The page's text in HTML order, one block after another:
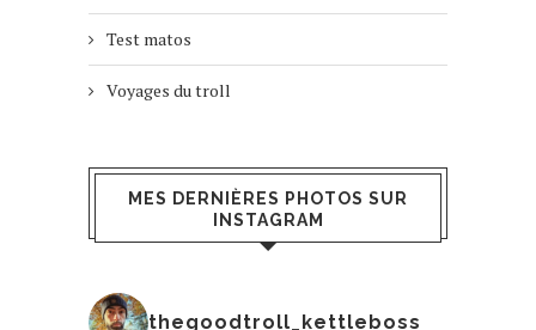
Test matos
Voyages du troll
MES DERNIÈRES PHOTOS SUR
INSTAGRAM
thegoodtroll_kettleboss